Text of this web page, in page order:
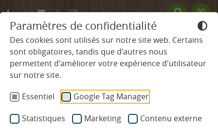
Paramètres de confidentialité
Des cookies sont utilisés sur notre site web. Certains
sont obligatoires, tandis que d'autres nous
permettent d'améliorer votre expérience d'utilisateur
sur notre site.
Essentiel
Google Tag Manager
Statistiques Marketing Contenu externe
FR
DE
EN
HÔTEL
CHAMBRES & TARIFS
BIEN-ÊTRE ET SPA